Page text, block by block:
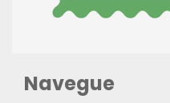
Navegue